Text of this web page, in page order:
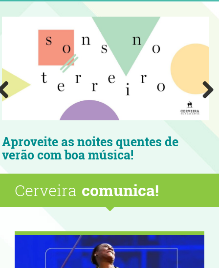
Aproveite as noites quentes de
verão com boa música!
Cerveira comunica!